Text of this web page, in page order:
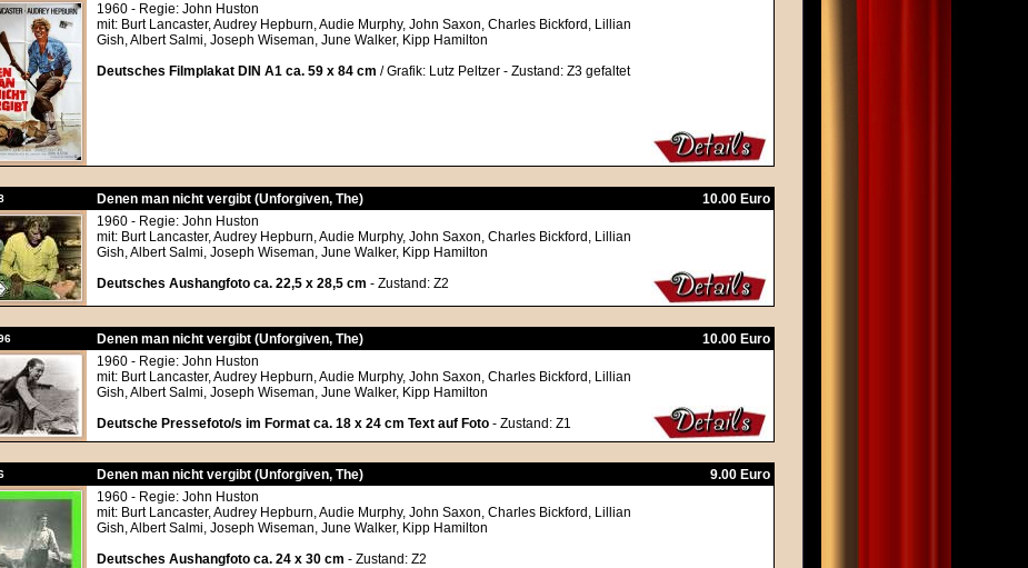
1960 - Regie: John Huston
mit: Burt Lancaster, Audrey Hepburn, Audie Murphy, John Saxon, Charles Bickford, Lillian
Gish, Albert Salmi, Joseph Wiseman, June Walker, Kipp Hamilton
Deutsches Filmplakat DIN A1 ca. 59 x 84 cm / Grafik: Lutz Peltzer - Zustand: Z3 gefaltet
Denen man nicht vergibt (Unforgiven, The)
10.00 Euro
1960 - Regie: John Huston
mit: Burt Lancaster, Audrey Hepburn, Audie Murphy, John Saxon, Charles Bickford, Lillian
Gish, Albert Salmi, Joseph Wiseman, June Walker, Kipp Hamilton
Deutsches Aushangfoto ca. 22,5 x 28,5 cm - Zustand: Z2
Denen man nicht vergibt (Unforgiven, The)
10.00 Euro
1960 - Regie: John Huston
mit: Burt Lancaster, Audrey Hepburn, Audie Murphy, John Saxon, Charles Bickford, Lillian
Gish, Albert Salmi, Joseph Wiseman, June Walker, Kipp Hamilton
Deutsche Pressefoto/s im Format ca. 18 x 24 cm Text auf Foto - Zustand: Z1
Denen man nicht vergibt (Unforgiven, The)
9.00 Euro
1960 - Regie: John Huston
mit: Burt Lancaster, Audrey Hepburn, Audie Murphy, John Saxon, Charles Bickford, Lillian
Gish, Albert Salmi, Joseph Wiseman, June Walker, Kipp Hamilton
Deutsches Aushangfoto ca. 24 x 30 cm - Zustand: Z2